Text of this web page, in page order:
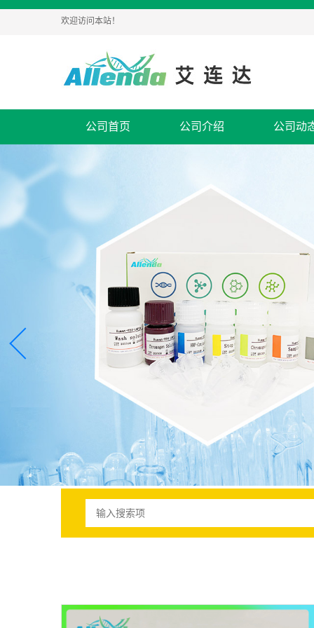
欢迎访问本站！
公司首页 公司介绍 公司动